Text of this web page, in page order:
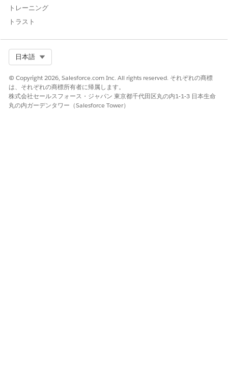
トレーニング
トラスト
日本語
© Copyright 2026, Salesforce.com Inc. All rights reserved. それぞれの商標
は、それぞれの商標所有者に帰属します。
株式会社セールスフォース・ジャパン 東京都千代田区丸の内1-1-3 日本生命
丸の内ガーデンタワー（Salesforce Tower）